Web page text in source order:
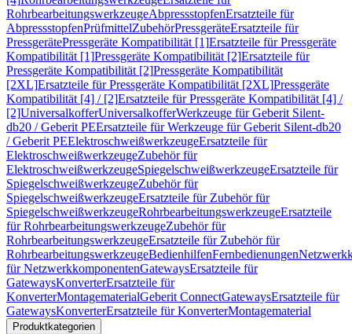
RohrbearbeitungswerkzeugeAbpressstopfenErsatzteile für
AbpressstopfenPrüfmittelZubehörPressgeräteErsatzteile für
PressgerätePressgeräte Kompatibilität [1]Ersatzteile für Pressgeräte
Kompatibilität [1]Pressgeräte Kompatibilität [2]Ersatzteile für
Pressgeräte Kompatibilität [2]Pressgeräte Kompatibilität
[2XL]Ersatzteile für Pressgeräte Kompatibilität [2XL]Pressgeräte
Kompatibilität [4] / [2]Ersatzteile für Pressgeräte Kompatibilität [4] /
[2]UniversalkofferUniversalkofferWerkzeuge für Geberit Silent-
db20 / Geberit PEErsatzteile für Werkzeuge für Geberit Silent-db20
/ Geberit PEElektroschweißwerkzeugeErsatzteile für
ElektroschweißwerkzeugeZubehör für
ElektroschweißwerkzeugeSpiegelschweißwerkzeugeErsatzteile für
SpiegelschweißwerkzeugeZubehör für
SpiegelschweißwerkzeugeErsatzteile für Zubehör für
SpiegelschweißwerkzeugeRohrbearbeitungswerkzeugeErsatzteile
für RohrbearbeitungswerkzeugeZubehör für
RohrbearbeitungswerkzeugeErsatzteile für Zubehör für
RohrbearbeitungswerkzeugeBedienhilfenFernbedienungen
für NetzwerkkomponentenGatewaysErsatzteile für
GatewaysKonverterErsatzteile für
KonverterMontagematerialGeberit ConnectGatewaysErsatzteile für
GatewaysKonverterErsatzteile für KonverterMontagematerial
Produktkategorien